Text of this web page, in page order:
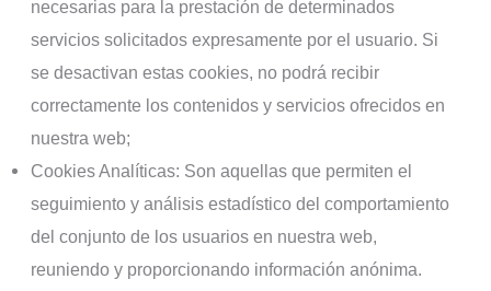
necesarias para la prestación de determinados
servicios solicitados expresamente por el usuario. Si
se desactivan estas cookies, no podrá recibir
correctamente los contenidos y servicios ofrecidos en
nuestra web;
Cookies Analíticas: Son aquellas que permiten el
seguimiento y análisis estadístico del comportamiento
del conjunto de los usuarios en nuestra web,
reuniendo y proporcionando información anónima.